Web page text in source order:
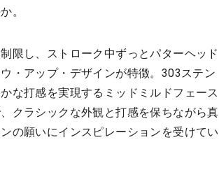
。
限し、ストローク中ずっとパターヘッド
・アップ・デザインが特徴。303ステン
な打感を実現するミッドミルドフェース
クラシックな外観と打感を保ちながら真
の願いにインスピレーションを受けてい